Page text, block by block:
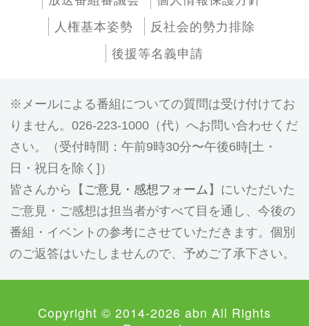
人権基本姿勢
反社会的勢力排除
後援等名義申請
メールによる番組についての質問は受け付けてお
りません。026-223-1000（代）へお問い合わせくだ
さい。（受付時間：午前9時30分〜午後6時[土・
日・祝日を除く]）
皆さんから【 ご意見・感想フォーム 】にいただいた
ご意見・ご感想は担当者がすべて目を通し、今後の
番組・イベントの参考にさせていただきます。個別
のご返答はいたしませんので、予めご了承下さい。
Copyright © 2014-2026 abn All Rights